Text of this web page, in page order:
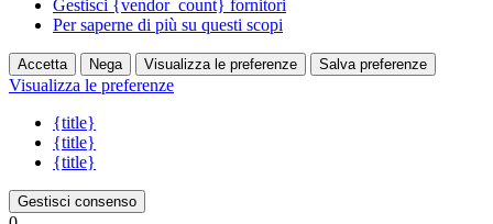
Gestisci {vendor_count} fornitori
Per saperne di più su questi scopi
Accetta Nega Visualizza le preferenze Salva preferenze
Visualizza le preferenze
{title}
{title}
{title}
Gestisci consenso